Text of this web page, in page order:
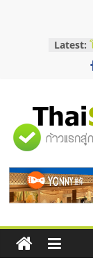
Latest:
"ศูนย์
รวม
ข้อมูล
ธุรกิจ